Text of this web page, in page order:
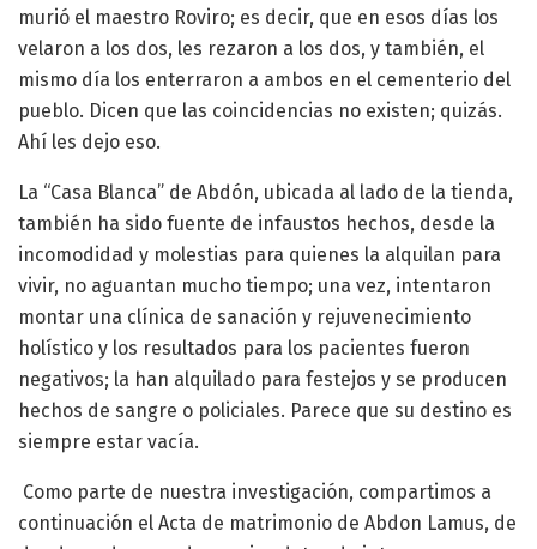
murió el maestro Roviro; es decir, que en esos días los
velaron a los dos, les rezaron a los dos, y también, el
mismo día los enterraron a ambos en el cementerio del
pueblo. Dicen que las coincidencias no existen; quizás.
Ahí les dejo eso.
La “Casa Blanca” de Abdón, ubicada al lado de la tienda,
también ha sido fuente de infaustos hechos, desde la
incomodidad y molestias para quienes la alquilan para
vivir, no aguantan mucho tiempo; una vez, intentaron
montar una clínica de sanación y rejuvenecimiento
holístico y los resultados para los pacientes fueron
negativos; la han alquilado para festejos y se producen
hechos de sangre o policiales. Parece que su destino es
siempre estar vacía.
Como parte de nuestra investigación, compartimos a
continuación el Acta de matrimonio de Abdon Lamus, de